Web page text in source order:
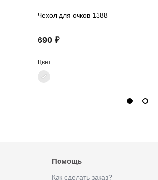
Чехол для очков 1388
690 ₽
Цвет
Помощь
Как сделать заказ?